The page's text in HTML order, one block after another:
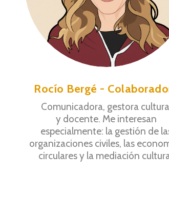
Rocío Bergé -
Comunicadora, gestora
y docente. Me interesan
especialmente: la gestión de
organizaciones civiles, las
circulares y la mediación